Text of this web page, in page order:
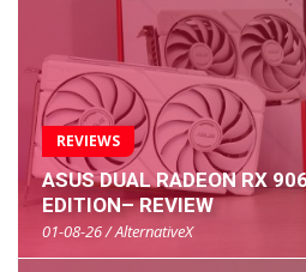
REVIEWS
ASUS DUAL RADEON RX
EDITION– REVIEW
01-08-26 / AlternativeX